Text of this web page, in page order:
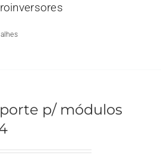
p/ módulos